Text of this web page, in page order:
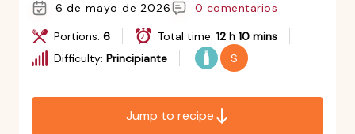
6 de mayo de 2026
0 comentarios
Portions: 6 Total time: 12 h 10 mins
Difficulty: Principiante S
Jump to recipe